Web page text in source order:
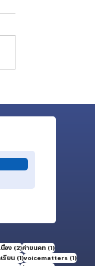
อง (2)2 กระทู้
ค่ายนคท (1)1 กระทู้
รียน (1)1 กระทู้
voicematters (1)1 กระทู้